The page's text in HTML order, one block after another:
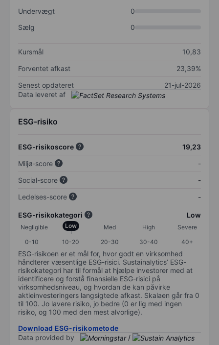
Undervægt
0
Sælg
0
Kursmål
10,83
Forventet afkast
23,39%
Senest opdateret
21-jul-2026
Data leveret af
ESG-risiko
ESG-risikoscore
19,23
Miljø-score
-
Social-score
-
Ledelses-score
-
ESG-risikokategori Low
Negligible Low Med High
Severe
0-10
10-20 20-30 30-40 40+
ESG-risikoen er et mål for, hvor godt en virksomhed
håndterer væsentlige ESG-risici. Sustainalytics’ ESG-
risikokategori har til formål at hjælpe investorer med at
identificere og forstå finansielle ESG-risici på
virksomhedsniveau, og hvordan de kan påvirke
aktieinvesteringers langsigtede afkast. Skalaen går fra 0
til 100. Jo lavere risiko, jo bedre (0 er lig med ingen
risiko, og 100 med den mest alvorlige).
Download ESG-risikometode
Data provided by
/